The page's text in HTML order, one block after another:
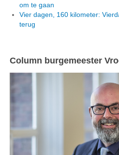
om te gaan
Vier dagen, 160 kilometer:
terug
Column burgemeester